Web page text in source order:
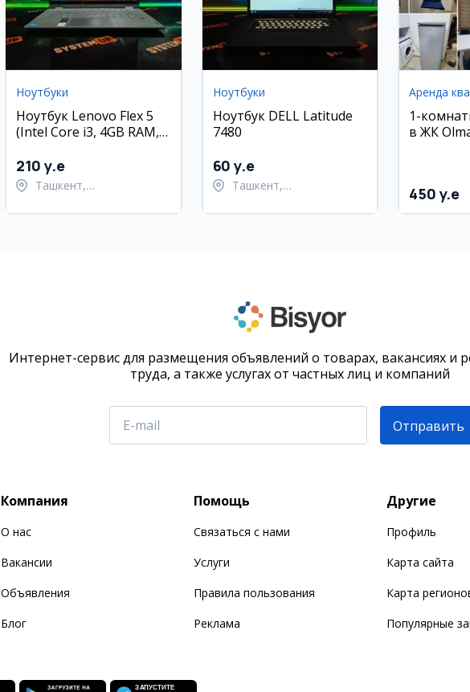
Ноутбуки
Ноутбук Lenovo Flex 5
(Intel Core i3, 4GB RAM,
210 y.e
Ташкент,
Ноутбуки
Ноутбук DELL Latitude
7480
60 y.e
Ташкент,
Аренда
1-
в ЖК
450 y.e
Интернет-сервис для размещения объявлений о товарах, вакансиях и
труда, а также услугах от частных лиц и компаний
Отправить
Компания
О нас
Вакансии
Объявления
Блог
Помощь
Связаться с нами
Услуги
Правила пользования
Реклама
Другие
Профиль
Карта сайта
Карта
Популярные